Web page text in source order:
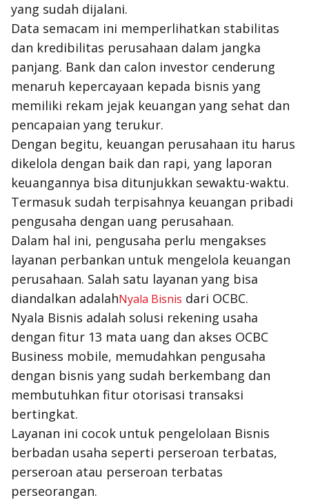
yang sudah dijalani.
Data semacam ini memperlihatkan stabilitas
dan kredibilitas perusahaan dalam jangka
panjang. Bank dan calon investor cenderung
menaruh kepercayaan kepada bisnis yang
memiliki rekam jejak keuangan yang sehat dan
pencapaian yang terukur.
Dengan begitu, keuangan perusahaan itu harus
dikelola dengan baik dan rapi, yang laporan
keuangannya bisa ditunjukkan sewaktu-waktu.
Termasuk sudah terpisahnya keuangan pribadi
pengusaha dengan uang perusahaan.
Dalam hal ini, pengusaha perlu mengakses
layanan perbankan untuk mengelola keuangan
perusahaan. Salah satu layanan yang bisa
diandalkan adalahNyala Bisnis dari OCBC.
Nyala Bisnis adalah solusi rekening usaha
dengan fitur 13 mata uang dan akses OCBC
Business mobile, memudahkan pengusaha
dengan bisnis yang sudah berkembang dan
membutuhkan fitur otorisasi transaksi
bertingkat.
Layanan ini cocok untuk pengelolaan Bisnis
berbadan usaha seperti perseroan terbatas,
perseroan atau perseroan terbatas
perseorangan.